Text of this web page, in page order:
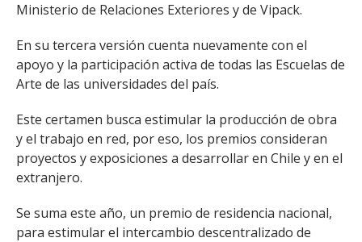
Ministerio de Relaciones Exteriores y de Vipack.
En su tercera versión cuenta nuevamente con el
apoyo y la participación activa de todas las Escuelas de
Arte de las universidades del país.
Este certamen busca estimular la producción de obra
y el trabajo en red, por eso, los premios consideran
proyectos y exposiciones a desarrollar en Chile y en el
extranjero.
Se suma este año, un premio de residencia nacional,
para estimular el intercambio descentralizado de